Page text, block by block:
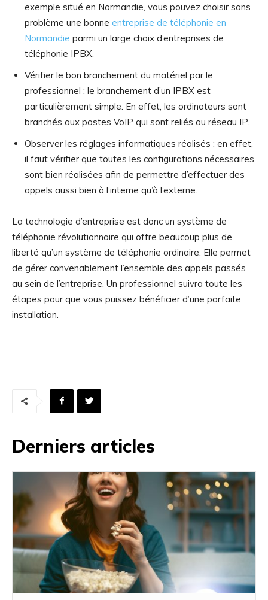
exemple situé en Normandie, vous pouvez choisir sans
problème une bonne entreprise de téléphonie en
Normandie parmi un large choix d’entreprises de
téléphonie IPBX.
Vérifier le bon branchement du matériel par le
professionnel : le branchement d’un IPBX est
particulièrement simple. En effet, les ordinateurs sont
branchés aux postes VoIP qui sont reliés au réseau IP.
Observer les réglages informatiques réalisés : en effet,
il faut vérifier que toutes les configurations nécessaires
sont bien réalisées afin de permettre d’effectuer des
appels aussi bien à l’interne qu’à l’externe.
La technologie d’entreprise est donc un système de
téléphonie révolutionnaire qui offre beaucoup plus de
liberté qu’un système de téléphonie ordinaire. Elle permet
de gérer convenablement l’ensemble des appels passés
au sein de l’entreprise. Un professionnel suivra toute les
étapes pour que vous puissez bénéficier d’une parfaite
installation.
Derniers articles